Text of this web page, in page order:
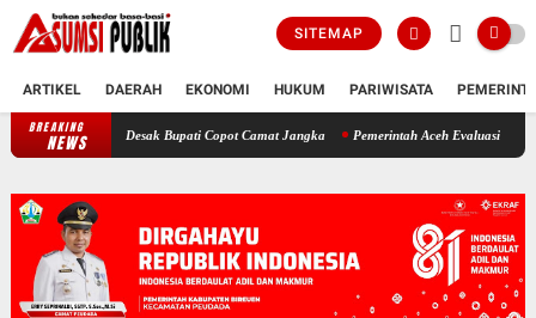
SITEMAP
ARTIKEL DAERAH EKONOMI HUKUM PARIWISATA
BREAKING
NEWS Polemik SKT Korban Bencana di Bireuen: Pimpinan DPRK Desak Bupati